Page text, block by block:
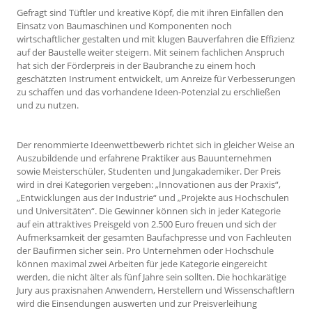
Gefragt sind Tüftler und kreative Köpf, die mit ihren Einfällen den
Einsatz von Baumaschinen und Komponenten noch
wirtschaftlicher gestalten und mit klugen Bauverfahren die Effizienz
auf der Baustelle weiter steigern. Mit seinem fachlichen Anspruch
hat sich der Förderpreis in der Baubranche zu einem hoch
geschätzten Instrument entwickelt, um Anreize für Verbesserungen
zu schaffen und das vorhandene Ideen-Potenzial zu erschließen
und zu nutzen.
Der renommierte Ideenwettbewerb richtet sich in gleicher Weise an
Auszubildende und erfahrene Praktiker aus Bauunternehmen
sowie Meisterschüler, Studenten und Jungakademiker. Der Preis
wird in drei Kategorien vergeben: „Innovationen aus der Praxis“,
„Entwicklungen aus der Industrie“ und „Projekte aus Hochschulen
und Universitäten“. Die Gewinner können sich in jeder Kategorie
auf ein attraktives Preisgeld von 2.500 Euro freuen und sich der
Aufmerksamkeit der gesamten Baufachpresse und von Fachleuten
der Baufirmen sicher sein. Pro Unternehmen oder Hochschule
können maximal zwei Arbeiten für jede Kategorie eingereicht
werden, die nicht älter als fünf Jahre sein sollten. Die hochkarätige
Jury aus praxisnahen Anwendern, Herstellern und Wissenschaftlern
wird die Einsendungen auswerten und zur Preisverleihung